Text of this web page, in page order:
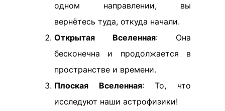
одном направлении, вы
вернётесь туда, откуда начали.
Открытая Вселенная: Она
бесконечна и продолжается в
пространстве и времени.
Плоская Вселенная: То, что
исследуют наши астрофизики!